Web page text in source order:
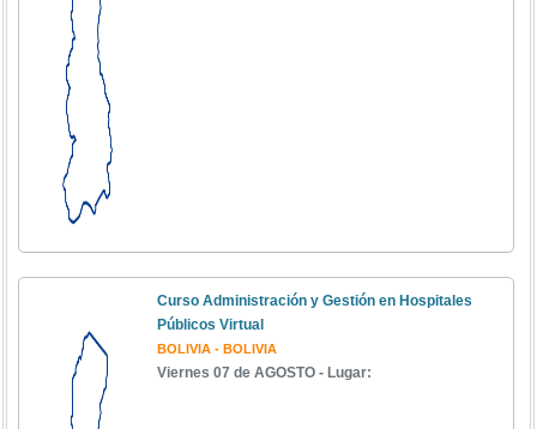
Curso Administración y Gestión en Hospitales
Públicos Virtual
BOLIVIA - BOLIVIA
Viernes 07 de AGOSTO - Lugar: